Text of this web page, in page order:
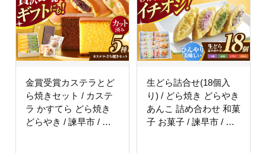
金賞受賞カステラとど
ら焼きセット / カステ
ラ かすてら どら焼き
どらやき / 諫早市 / 有
生どら詰合せ(18個入
り) / どら焼き どらやき
あんこ 詰め合わせ 和菓
子 お菓子 / 諫早市 / 有